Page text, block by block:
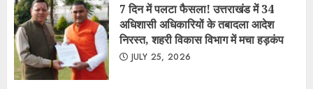
7 दिन में पलटा फैसला! उत्तराखंड में 34
अधिशासी अधिकारियों के तबादला आदेश
निरस्त, शहरी विकास विभाग में मचा हड़कंप
JULY 25, 2026